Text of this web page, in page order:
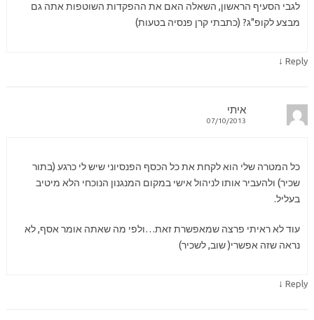
לגבי הסעיף הראשון, השאלה האם את ההפקדות השוטפות אתה גם
מבצע לקופ"ג? (כתבתי קרן פנסיה בטעות)
Reply
↓
איתי
07/10/2013
כל המטרה שלי הוא לקחת את כל הכסף הפנסיוני שיש לי כרגע (בתור
שכיר) ולהעביר אותו לניהול אישי במקום המנגנון הנוכחי הלא מיטיב
בעליל.
עוד לא ראיתי פרצה שמאפשרת זאת…ולפי מה שאתה אומר אסף, לא
נראה שזה אפשרי( שוב, לשכיר)
Reply
↓